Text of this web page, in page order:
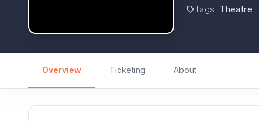
Tags: Theatre
Overview Ticketing About